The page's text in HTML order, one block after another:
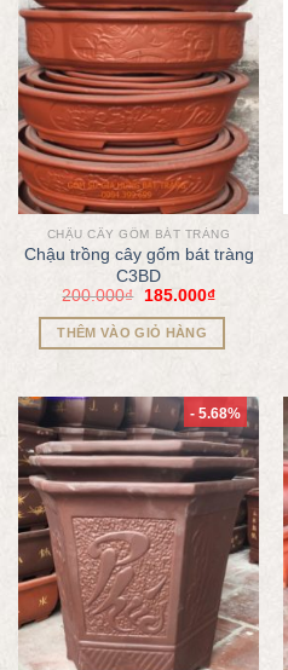
CHẬU CÂY GỐM BÁT TRÀNG
Chậu trồng cây gốm bát tràng
C3BD
200.000₫ 185.000₫
THÊM VÀO GIỎ HÀNG
- 5.68%